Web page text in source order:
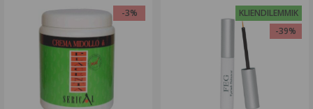
-3%
KLIENDILEMMIK
-39%